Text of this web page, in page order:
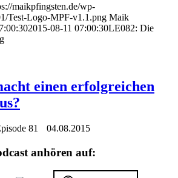
maikpfingsten.de/wp-
Test-Logo-MPF-v1.1.png Maik
2015-08-11 07:00:30LE082: Die
einen erfolgreichen
81 04.08.2015
anhören auf: